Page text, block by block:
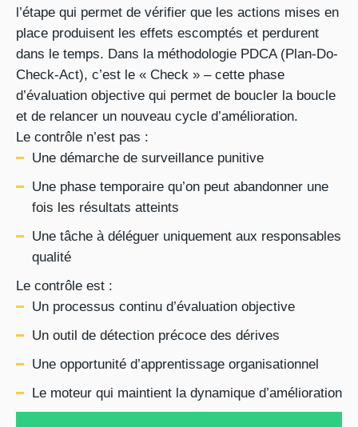
l’étape qui permet de vérifier que les actions mises en
place produisent les effets escomptés et perdurent
dans le temps. Dans la méthodologie PDCA (Plan-Do-
Check-Act), c’est le « Check » – cette phase
d’évaluation objective qui permet de boucler la boucle
et de relancer un nouveau cycle d’amélioration.
Le contrôle n’est pas :
Une démarche de surveillance punitive
Une phase temporaire qu’on peut abandonner une
fois les résultats atteints
Une tâche à déléguer uniquement aux responsables
qualité
Le contrôle est :
Un processus continu d’évaluation objective
Un outil de détection précoce des dérives
Une opportunité d’apprentissage organisationnel
Le moteur qui maintient la dynamique d’amélioration